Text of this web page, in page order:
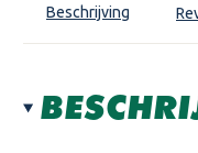
Beschrijving